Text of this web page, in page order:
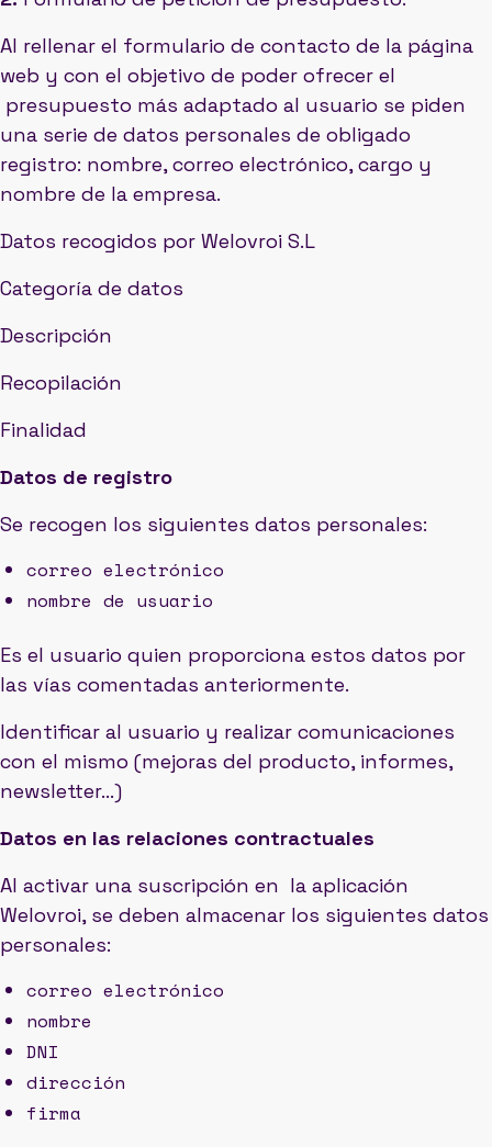
Al rellenar el formulario de contacto de la página
web y con el objetivo de poder ofrecer el
presupuesto más adaptado al usuario se piden
una serie de datos personales de obligado
registro: nombre, correo electrónico, cargo y
nombre de la empresa.
Datos recogidos por Welovroi S.L
Categoría de datos
Descripción
Recopilación
Finalidad
Datos de registro
Se recogen los siguientes datos personales:
correo electrónico
nombre de usuario
Es el usuario quien proporciona estos datos por
las vías comentadas anteriormente.
Identificar al usuario y realizar comunicaciones
con el mismo (mejoras del producto, informes,
newsletter…)
Datos en las relaciones contractuales
Al activar una suscripción en la aplicación
Welovroi, se deben almacenar los siguientes datos
personales:
correo electrónico
nombre
DNI
dirección
firma